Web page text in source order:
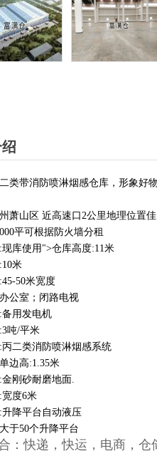
类带消防喷淋烟感仓库，形象好
萧山区 近高速口2公里地理位置佳
平可根据防火墙分租
库使用">仓库高度:11米
米
50米宽度
公室；闭路电视
备用发电机
吨/平米
二类消防喷淋烟感系统
边高:1.35米
刚砂耐磨地面.
度6米
降平台自动液压
于50个升降平台
：快递，快运，电商，仓